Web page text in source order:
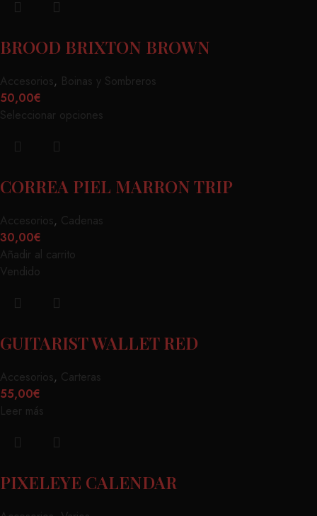
BROOD BRIXTON BROWN
Accesorios, Boinas y Sombreros
50,00€
Seleccionar opciones
CORREA PIEL MARRON TRIP
Accesorios, Cadenas
30,00€
Añadir al carrito
Vendido
GUITARIST WALLET RED
Accesorios, Carteras
55,00€
Leer más
PIXELEYE CALENDAR